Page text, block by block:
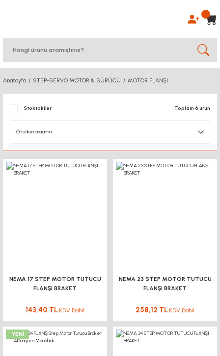
Anasayfa STEP-SERVO MOTOR & SÜRÜCÜ MOTOR FLANŞI
Stoktakiler Toplam 6 ürün
NEMA 17 STEP MOTOR TUTUCU
FLANŞI BRAKET
143,40 TL KDV Dahil
NEMA 23 STEP MOTOR TUTUCU
FLANŞI BRAKET
258,12 TL KDV Dahil
YENİ